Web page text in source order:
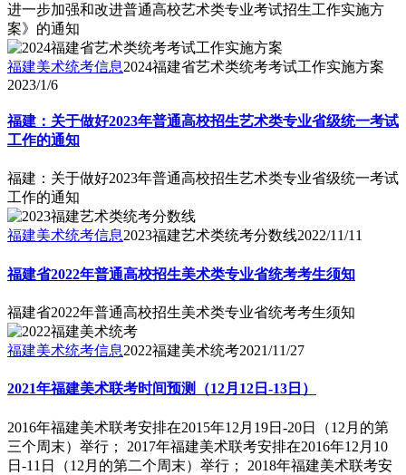
进一步加强和改进普通高校艺术类专业考试招生工作实施方
案》的通知
福建美术统考信息2024福建省艺术类统考考试工作实施方案
2023/1/6
福建：关于做好2023年普通高校招生艺术类专业省级统一考试
工作的通知
福建：关于做好2023年普通高校招生艺术类专业省级统一考试
工作的通知
福建美术统考信息2023福建艺术类统考分数线2022/11/11
福建省2022年普通高校招生美术类专业省统考考生须知
福建省2022年普通高校招生美术类专业省统考考生须知
福建美术统考信息2022福建美术统考2021/11/27
2021年福建美术联考时间预测（12月12日-13日）
2016年福建美术联考安排在2015年12月19日-20日（12月的第
三个周末）举行； 2017年福建美术联考安排在2016年12月10
日-11日（12月的第二个周末）举行； 2018年福建美术联考安